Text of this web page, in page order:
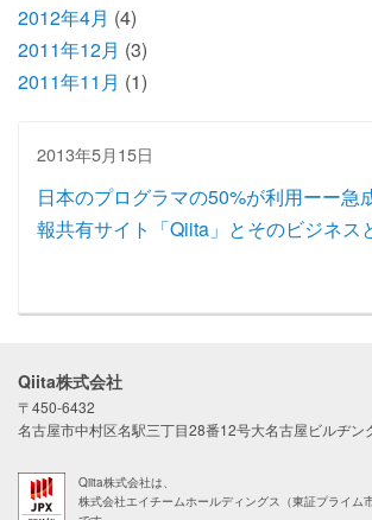
2012年4月 (4)
2011年12月 (3)
2011年11月 (1)
2013年5月15日
日本のプログラマの50%が利用ーー急
報共有サイト「Qiita」とそのビジネス
Qiita株式会社
〒450-6432
名古屋市中村区名駅三丁目28番12号大名古屋ビルヂン
Qiita株式会社は、
株式会社エイチームホールディングス（東証プライム